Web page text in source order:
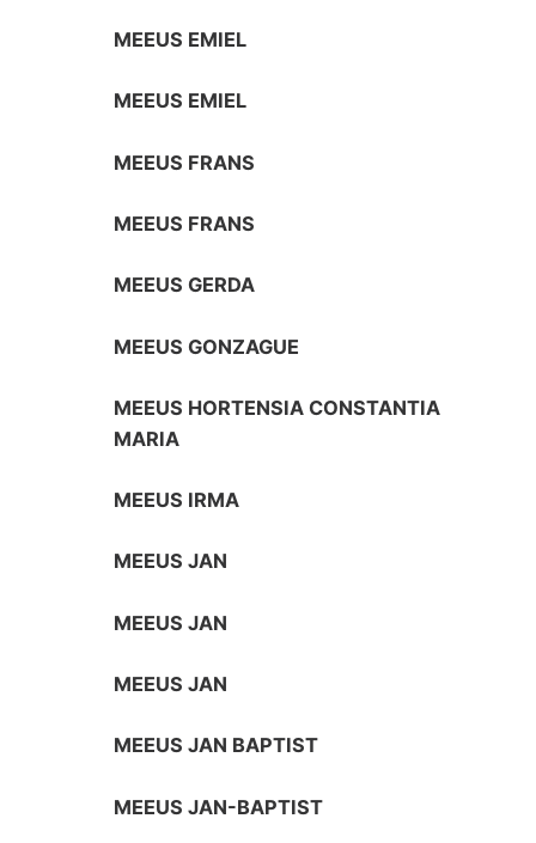
MEEUS EMIEL
MEEUS EMIEL
MEEUS FRANS
MEEUS FRANS
MEEUS GERDA
MEEUS GONZAGUE
MEEUS HORTENSIA CONSTANTIA
MARIA
MEEUS IRMA
MEEUS JAN
MEEUS JAN
MEEUS JAN
MEEUS JAN BAPTIST
MEEUS JAN-BAPTIST